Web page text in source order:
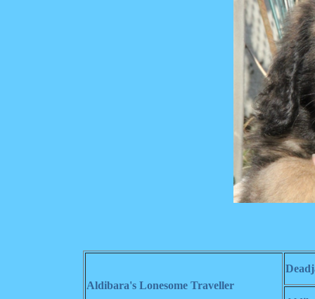
Aldibara's Lonesome Traveller